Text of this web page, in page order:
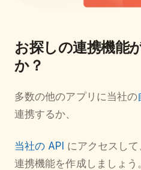
お探しの連携機能
か？
多数の他のアプリに当社の
連携するか、
当社の API にアクセスし
連携機能を作成しましょう